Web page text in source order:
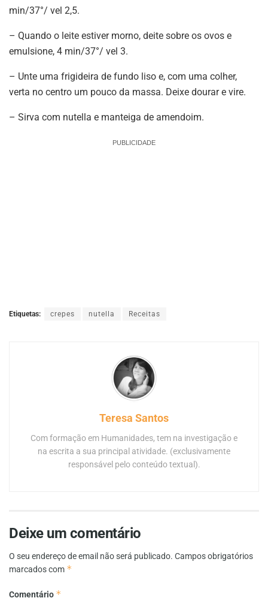
min/37°/ vel 2,5.
– Quando o leite estiver morno, deite sobre os ovos e
emulsione, 4 min/37°/ vel 3.
– Unte uma frigideira de fundo liso e, com uma colher,
verta no centro um pouco da massa. Deixe dourar e vire.
– Sirva com nutella e manteiga de amendoim.
PUBLICIDADE
Etiquetas: crepes nutella Receitas
Teresa Santos
Com formação em Humanidades, tem na investigação e
na escrita a sua principal atividade. (exclusivamente
responsável pelo conteúdo textual).
Deixe um comentário
O seu endereço de email não será publicado. Campos obrigatórios
marcados com *
Comentário *